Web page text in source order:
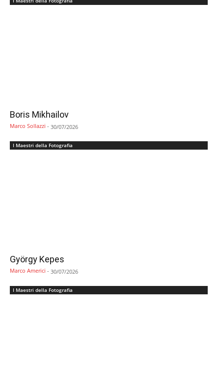
Boris Mikhailov
Marco Sollazzi - 30/07/2026
I Maestri della Fotografia
György Kepes
Marco Americi - 30/07/2026
I Maestri della Fotografia